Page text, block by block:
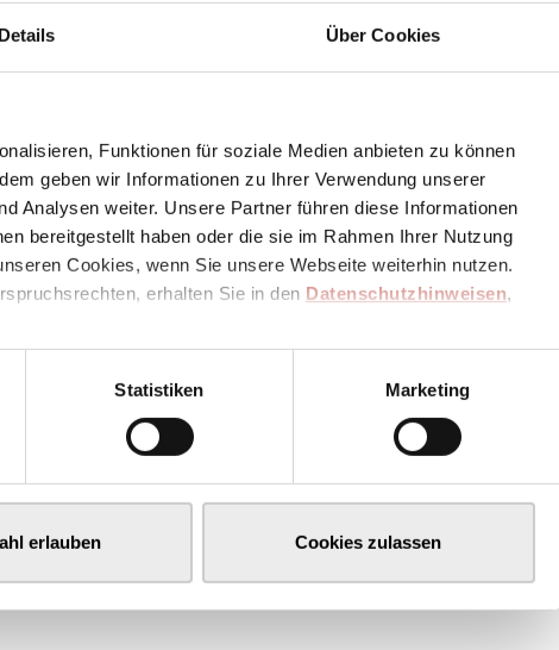
Details Über Cookies
Funktionen für soziale Medien anbieten zu können
geben wir Informationen zu Ihrer Verwendung unserer
Analysen weiter. Unsere Partner führen diese Informationen
bereitgestellt haben oder die sie im Rahmen Ihrer Nutzung
Cookies, wenn Sie unsere Webseite weiterhin nutzen.
erhalten Sie in den Datenschutzhinweisen,
Statistiken Marketing
erlauben Cookies zulassen